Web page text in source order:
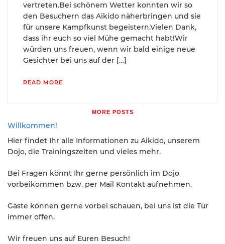
vertreten.Bei schönem Wetter konnten wir so
den Besuchern das Aikido näherbringen und sie
für unsere Kampfkunst begeistern.Vielen Dank,
dass ihr euch so viel Mühe gemacht habt!Wir
würden uns freuen, wenn wir bald einige neue
Gesichter bei uns auf der […]
READ MORE
MORE POSTS
Willkommen!
Hier findet Ihr alle Informationen zu Aikido, unserem
Dojo, die Trainingszeiten und vieles mehr.
Bei Fragen könnt Ihr gerne persönlich im Dojo
vorbeikommen bzw. per Mail Kontakt aufnehmen.
Gäste können gerne vorbei schauen, bei uns ist die Tür
immer offen.
Wir freuen uns auf Euren Besuch!